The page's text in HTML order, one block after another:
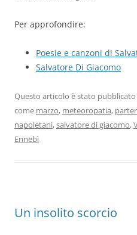
Per approfondire:
Poesie e canzoni di
Salvatore Di Giacomo
Questo articolo è stato pubblicato
come marzo, meteoropatia,
napoletani,salvatore di giacomo,
Ennebì
Un insolito scorcio